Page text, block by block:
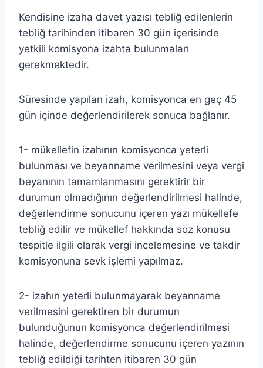
Kendisine izaha davet yazısı tebliğ edilenlerin
tebliğ tarihinden itibaren 30 gün içerisinde
yetkili komisyona izahta bulunmaları
gerekmektedir.
Süresinde yapılan izah, komisyonca en geç 45
gün içinde değerlendirilerek sonuca bağlanır.
1- mükellefin izahının komisyonca yeterli
bulunması ve beyanname verilmesini veya vergi
beyanının tamamlanmasını gerektirir bir
durumun olmadığının değerlendirilmesi halinde,
değerlendirme sonucunu içeren yazı mükellefe
tebliğ edilir ve mükellef hakkında söz konusu
tespitle ilgili olarak vergi incelemesine ve takdir
komisyonuna sevk işlemi yapılmaz.
2- izahın yeterli bulunmayarak beyanname
verilmesini gerektiren bir durumun
bulunduğunun komisyonca değerlendirilmesi
halinde, değerlendirme sonucunu içeren yazının
tebliğ edildiği tarihten itibaren 30 gün